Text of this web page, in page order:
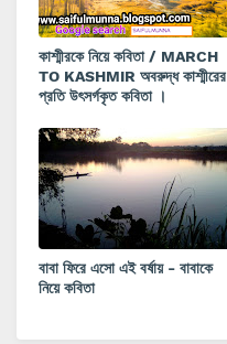
কাশ্মীরকে নিয়ে কবিতা / MARCH
TO KASHMIR অবরুদ্ধ কাশ্মীরের
প্রতি উৎসর্গকৃত কবিতা ।
বাবা ফিরে এসো এই বর্ষায় - বাবাকে
নিয়ে কবিতা